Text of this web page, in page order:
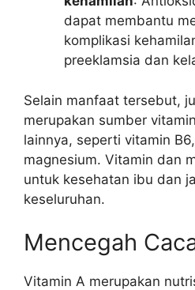
dapat membantu
komplikasi
preeklamsia dan
Selain manfaat tersebut,
merupakan sumber
lainnya, seperti vitamin
magnesium. Vitamin dan
untuk kesehatan ibu dan
keseluruhan.
Mencegah
Vitamin A merupakan